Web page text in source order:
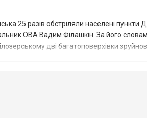
25 разів обстріляли населені
ОВА Вадим Філашкін. За його
дві багатоповерхівки